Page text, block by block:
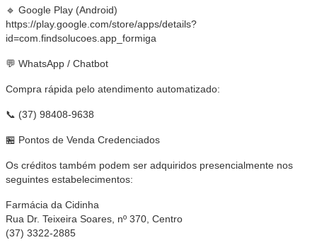
🔹 Google Play (Android)
https://play.google.com/store/apps/details?
id=com.findsolucoes.app_formiga
💬 WhatsApp / Chatbot
Compra rápida pelo atendimento automatizado:
📞 (37) 98408-9638
🏪 Pontos de Venda Credenciados
Os créditos também podem ser adquiridos presencialmente nos
seguintes estabelecimentos:
Farmácia da Cidinha
Rua Dr. Teixeira Soares, nº 370, Centro
(37) 3322-2885